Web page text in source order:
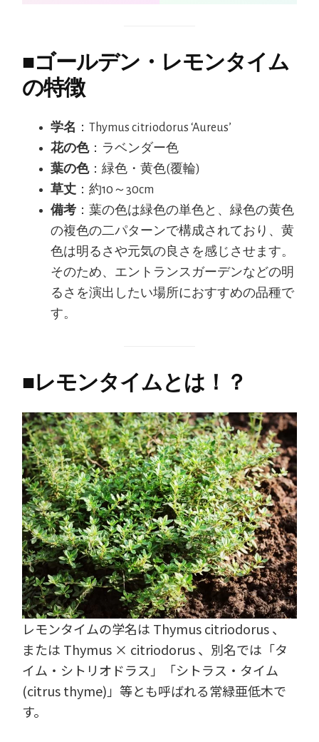
■ゴールデン・レモンタイム
の特徴
学名 ：Thymus citriodorus ‘Aureus’
花の色：ラベンダー色
葉の色：緑色・黄色(覆輪)
草丈 ：約10～30cm
備考 ：葉の色は緑色の単色と、緑色の黄色
の複色の二パターンで構成されており、黄
色は明るさや元気の良さを感じさせます。
そのため、エントランスガーデンなどの明
るさを演出したい場所におすすめの品種で
す。
■レモンタイムとは！？
レモンタイムの学名は Thymus citriodorus 、
または Thymus × citriodorus 、別名では「タ
イム・シトリオドラス」「シトラス・タイム
(citrus thyme)」等とも呼ばれる常緑亜低木で
す。